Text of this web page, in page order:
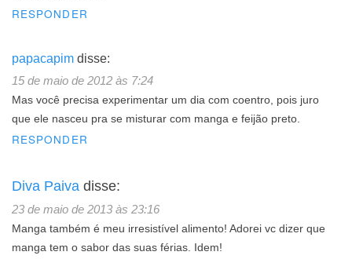
RESPONDER
papacapim disse:
15 de maio de 2012 às 7:24
Mas você precisa experimentar um dia com coentro, pois juro
que ele nasceu pra se misturar com manga e feijão preto.
RESPONDER
Diva Paiva disse:
23 de maio de 2013 às 23:16
Manga também é meu irresistível alimento! Adorei vc dizer que
manga tem o sabor das suas férias. Idem!